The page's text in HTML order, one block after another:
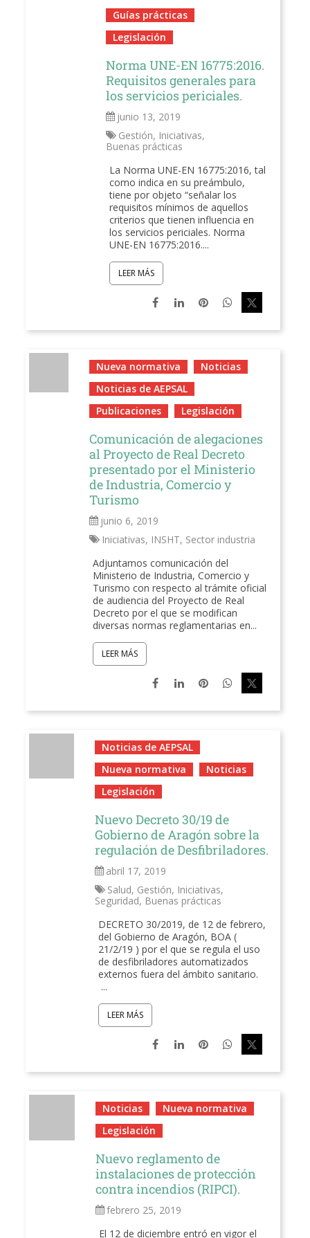
Guías prácticas
Legislación
Norma UNE-EN 16775:2016.
Requisitos generales para
los servicios periciales.
junio 13, 2019
Gestión, Iniciativas,
Buenas prácticas
La Norma UNE-EN 16775:2016, tal
como indica en su preámbulo,
tiene por objeto “señalar los
requisitos mínimos de aquellos
criterios que tienen influencia en
los servicios periciales. Norma
UNE-EN 16775:2016....
LEER MÁS
Nueva normativa
Noticias
Noticias de AEPSAL
Publicaciones
Legislación
Comunicación de alegaciones
al Proyecto de Real Decreto
presentado por el Ministerio
de Industria, Comercio y
Turismo
junio 6, 2019
Iniciativas, INSHT, Sector industria
Adjuntamos comunicación del
Ministerio de Industria, Comercio y
Turismo con respecto al trámite oficial
de audiencia del Proyecto de Real
Decreto por el que se modifican
diversas normas reglamentarias en...
LEER MÁS
Noticias de AEPSAL
Nueva normativa
Noticias
Legislación
Nuevo Decreto 30/19 de
Gobierno de Aragón sobre la
regulación de Desfibriladores.
abril 17, 2019
Salud, Gestión, Iniciativas,
Seguridad, Buenas prácticas
DECRETO 30/2019, de 12 de febrero,
del Gobierno de Aragón, BOA (
21/2/19 ) por el que se regula el uso
de desfibriladores automatizados
externos fuera del ámbito sanitario.
...
LEER MÁS
Noticias
Nueva normativa
Legislación
Nuevo reglamento de
instalaciones de protección
contra incendios (RIPCI).
febrero 25, 2019
El 12 de diciembre entró en vigor el